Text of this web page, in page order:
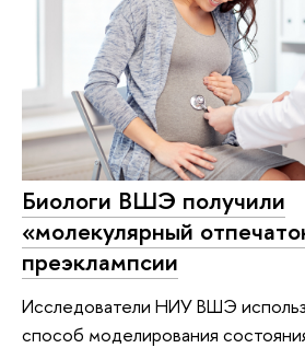
Биологи ВШЭ получили
«молекулярный
преэклампсии
Исследователи НИУ ВШЭ
способ моделирования